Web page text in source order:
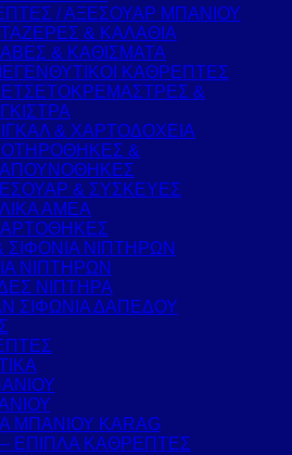
/ ΑΞΕΣΟΥΑΡ ΜΠΑΝΙΟΥ
& ΚΑΛΑΘΙΑ
& ΚΑΘΙΣΜΑΤΑ
ΚΑΘΡΕΠΤΕΣ
&
& ΧΑΡΤΟΔΟΧΕΙΑ
&
& ΣΥΣΚΕΥΕΣ
ΑΜΕΑ
ΣΙΦΟΝΙΑ ΝΙΠΤΗΡΩΝ
ΝΙΠΤΗΡΩΝ
ΝΙΠΤΗΡΑ
ΣΙΦΩΝΙΑ ΔΑΠΕΔΟΥ
ΜΠΑΝΙΟΥ KARAG
– ΕΠΙΠΛΑ ΚΑΘΡΕΠΤΕΣ